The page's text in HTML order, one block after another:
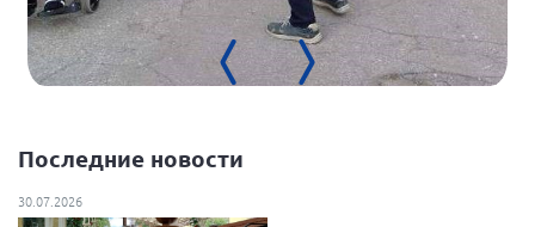
"Рассеянный склероз: новые реалии" (26-
29.05.2022)
Общероссийская РС
Алтайский край
Последние новости
30.07.2026